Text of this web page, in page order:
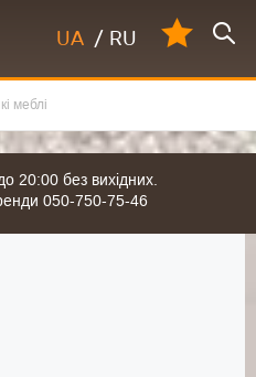
UA / RU
меблі
20:00 без вихідних.
050-750-75-46